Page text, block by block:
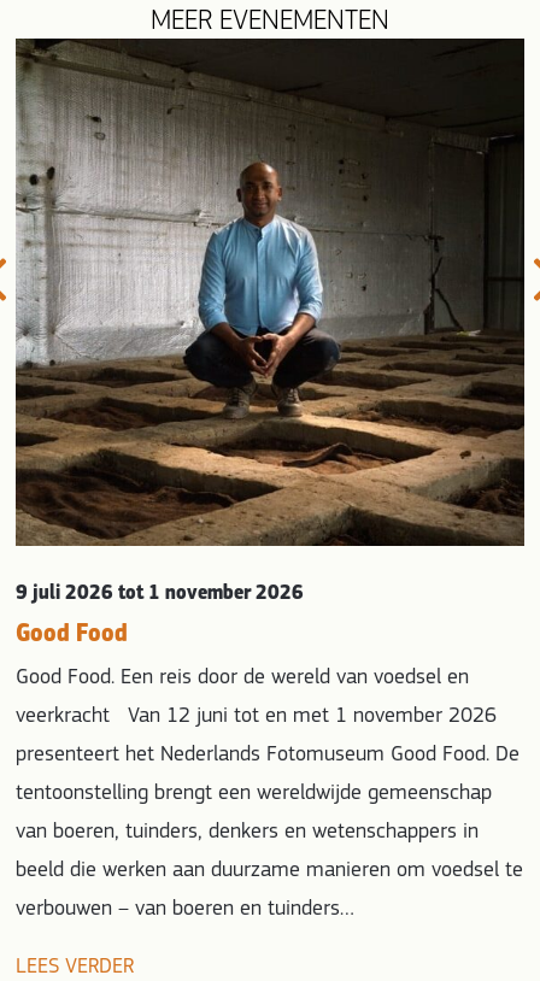
MEER EVENEMENTEN
9 juli 2026tot 1 november 2026
Good Food
Good Food. Een reis door de wereld van voedsel en
veerkracht Van 12 juni tot en met 1 november 2026
presenteert het Nederlands Fotomuseum Good Food. De
tentoonstelling brengt een wereldwijde gemeenschap
van boeren, tuinders, denkers en wetenschappers in
beeld die werken aan duurzame manieren om voedsel te
verbouwen – van boeren en tuinders…
LEES VERDER